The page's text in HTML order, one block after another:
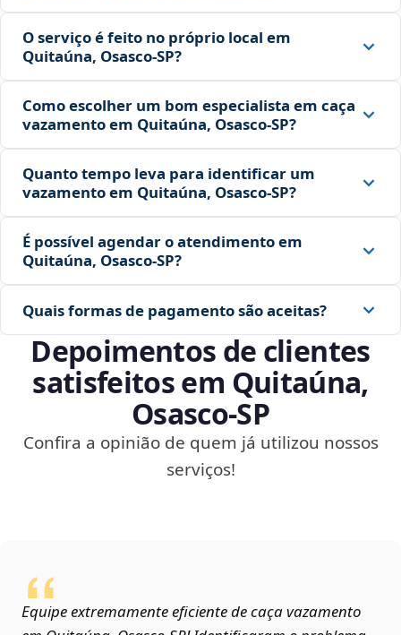
O serviço é feito no próprio local em
Quitaúna, Osasco‑SP?
Como escolher um bom especialista em caça
vazamento em Quitaúna, Osasco‑SP?
Quanto tempo leva para identificar um
vazamento em Quitaúna, Osasco‑SP?
É possível agendar o atendimento em
Quitaúna, Osasco‑SP?
Quais formas de pagamento são aceitas?
Depoimentos de clientes
satisfeitos em Quitaúna,
Osasco‑SP
Confira a opinião de quem já utilizou nossos
serviços!
Equipe extremamente eficiente de caça vazamento